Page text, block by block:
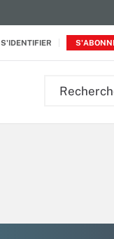
S'IDENTIFIER